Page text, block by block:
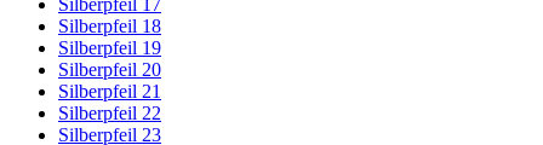
Silberpfeil 17
Silberpfeil 18
Silberpfeil 19
Silberpfeil 20
Silberpfeil 21
Silberpfeil 22
Silberpfeil 23